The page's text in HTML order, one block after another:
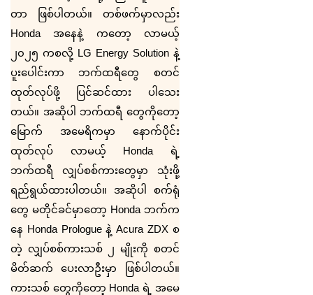
တာ ဖြစ်ပါတယ်။ တစ်ဖက်မှာလည်း
Honda အနေနဲ့ ကတော့ လာမယ့်
၂၀၂၅ ကစလို့ LG Energy Solution နဲ့
ပူးပေါင်းကာ ဘက်ထရီတွေ စတင်
ထုတ်လုပ်ဖို့ ပြင်ဆင်ထား ပါသေး
တယ်။ အဆိုပါ ဘက်ထရီ တွေကိုတော့
မြောက် အမေရိကမှာ နောက်ပိုင်း
ထုတ်လုပ် လာမယ့် Honda ရဲ့
ဘက်ထရီ လျှပ်စစ်ကားတွေမှာ သုံးဖို့
ရည်ရွယ်ထားပါတယ်။ အဆိုပါ စက်ရုံ
တွေ မတိုင်ခင်မှာတော့ Honda ဘက်က
နေ Honda Prologueနဲ့Acura ZDX စ
တဲ့ လျှပ်စစ်ကားသစ် ၂ မျိုးကို စတင်
မိတ်ဆက် ပေးလာဦးမှာ ဖြစ်ပါတယ်။
ကားသစ် တွေကိုတော့ Hondaရဲ့ အမေ